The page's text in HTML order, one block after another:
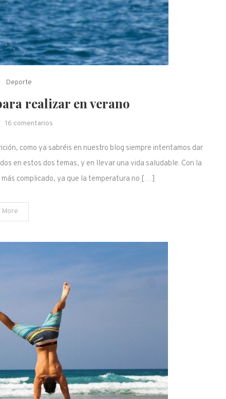
Deporte
realizar en verano
16 comentarios
como ya sabréis en nuestro blog siempre intentamos dar
en estos dos temas, y en llevar una vida saludable. Con la
complicado, ya que la temperatura no […]
More